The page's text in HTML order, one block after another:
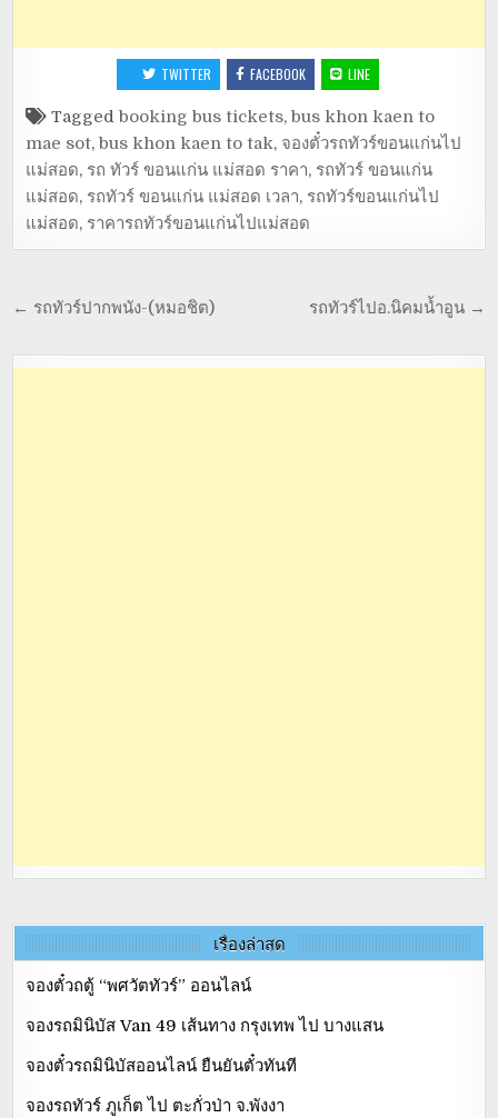
TWITTER FACEBOOK LINE
Taggedbooking bus tickets,bus khon kaen to
mae sot,bus khon kaen to tak, จองตั๋วรถทัวร์ขอนแก่นไป
แม่สอด, รถ ทัวร์ ขอนแก่น แม่สอด ราคา, รถทัวร์ ขอนแก่น
แม่สอด, รถทัวร์ ขอนแก่น แม่สอด เวลา, รถทัวร์ขอนแก่นไป
แม่สอด, ราคารถทัวร์ขอนแก่นไปแม่สอด
รถทัวร์ไปอ.นิคมน้ำอูน →
← รถทัวร์ปากพนัง-(หมอชิต)
เรื่องล่าสุด
จองตั๋วถตู้ “พศวัตทัวร์” ออนไลน์
จองรถมินิบัส Van 49 เส้นทาง กรุงเทพ ไป บางแสน
จองตั๋วรถมินิบัสออนไลน์ ยืนยันตั๋วทันที
จองรถทัวร์ ภูเก็ต ไป ตะกั่วป่า จ.พังงา